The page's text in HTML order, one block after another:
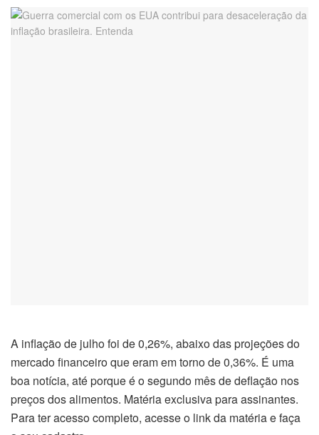
A inflação de julho foi de 0,26%, abaixo das projeções do
mercado financeiro que eram em torno de 0,36%. É uma
boa notícia, até porque é o segundo mês de deflação nos
preços dos alimentos. Matéria exclusiva para assinantes.
Para ter acesso completo, acesse o link da matéria e faça